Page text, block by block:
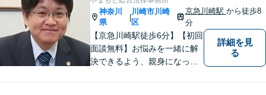
神奈川
県
|
川崎市川崎
区
京急川崎駅 から徒歩8
分
【京急川崎駅徒歩6分】【初回
面談無料】お悩みを一緒に解
決できるよう、親身になっ
詳細を見
る